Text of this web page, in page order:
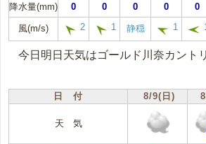
降水量(mm)
0 0 0 0 0
風(m/s) 2 1 静穏 1 1
今日明日天気はゴールド川奈カント
日 付 8/9(日)
天 気